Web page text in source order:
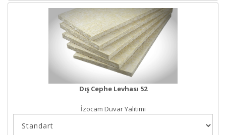
Dış Cephe Levhası 52
İzocam Duvar Yalıtımı